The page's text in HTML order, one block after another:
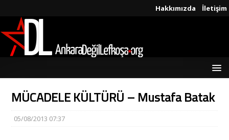
Hakkımızda İletişim
MÜCADELE KÜLTÜRÜ – Mustafa Batak
05/08/2013 07:37